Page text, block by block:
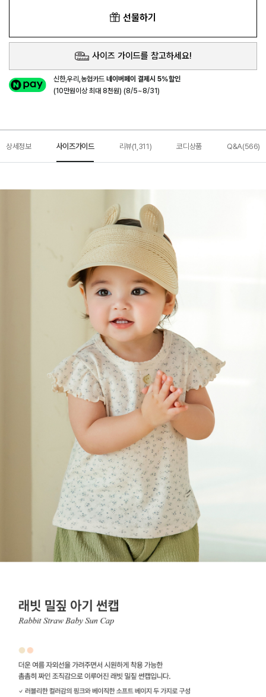
선물하기
사이즈 가이드를 참고하세요!
신한,우리,농협카드네이버페이 결제시 5%할인
(10만원이상 최대 8천원) (8/5~8/31)
상세정보 사이즈가이드 리뷰(1,311) 코디상품 Q&A(566)